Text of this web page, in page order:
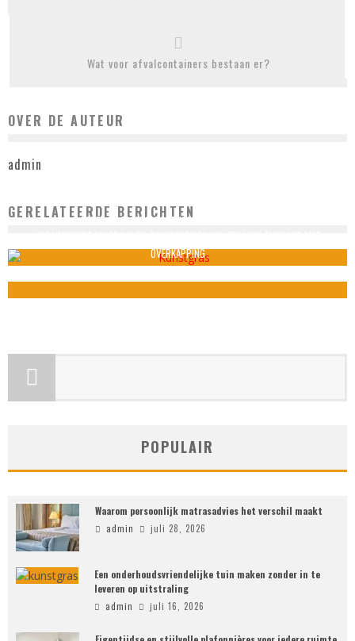
Wat voor afvalcontainers bestaan er?
OVER DE AUTEUR
admin
GERELATEERDE BERICHTEN
5 REDEN WAAROM JE VOOR KUNSTGRAS MOET KIEZEN!
OVERKAPPING
POPULAIR
Waarom persoonlijk matrasadvies het verschil maakt
admin juli 28, 2026
Een onderhoudsvriendelijke tuin maken zonder in te
leveren op uitstraling
admin juli 16, 2026